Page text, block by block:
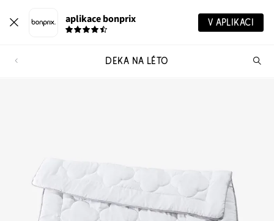
aplikace bonprix V APLIKACI
DEKA NA LÉTO